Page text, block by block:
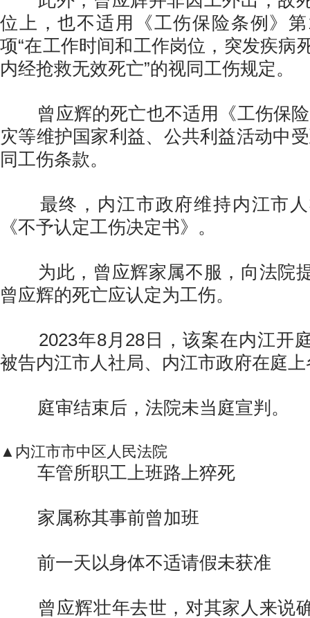
位上，也不适用《工伤保险条例》
项“在工作时间和工作岗位，突发疾病
内经抢救无效死亡”的视同工伤规定。
曾应辉的死亡也不适用《工伤保险
灾等维护国家利益、公共利益活动中
同工伤条款。
最终，内江市政府维持内江市人
《不予认定工伤决定书》。
为此，曾应辉家属不服，向法院
曾应辉的死亡应认定为工伤。
2023年8月28日，该案在内江开
被告内江市人社局、内江市政府在庭
庭审结束后，法院未当庭宣判。
▲内江市市中区人民法院
车管所职工上班路上猝死
家属称其事前曾加班
前一天以身体不适请假未获准
曾应辉壮年去世，对其家人来说